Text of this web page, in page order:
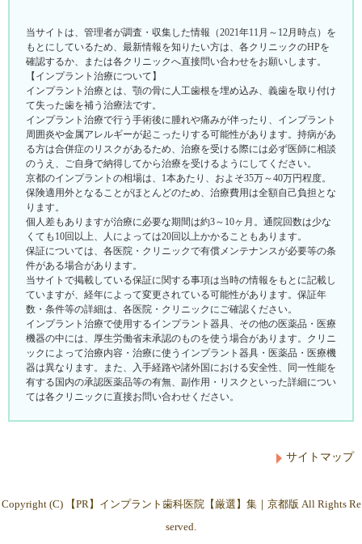
当サイトは、管理者が調査・収集した情報（2021年11月～12月時点）を
もとにしているため、最新情報を知りたい方は、各クリニックのHPを
確認するか、または各クリニックへ直接問い合わせをお願いします。
【インプラント治療について】
インプラント治療とは、顎の骨に人工歯根を埋め込み、義歯を取り付け
て失った歯を補う治療法です。
インプラント治療で行う手術後に腫れや痛みが伴ったり、インプラント
周囲炎や金属アレルギーが起こったりする可能性があります。持病があ
る方は合併症のリスクがあるため、治療を受ける際には必ず医師に相談
のうえ、ご自身で納得してから治療を受けるようにしてください。
京都のインプラントの相場は、1本あたり、およそ35万～40万円程度。
保険適用外となることがほとんどのため、治療費用は全額自己負担とな
ります。
個人差もありますが治療に必要な期間は約3～10ヶ月。通院回数は少な
くても10回以上、人によっては20回以上かかることもあります。
保証については、各医院・クリニックで有償メンテナンスが必要等の条
件がある場合があります。
当サイトで掲載している保証に関する事項は当時の情報をもとに記載し
ていますが、経年によって変更されている可能性があります。保証年
数・条件等の詳細は、各医院・クリニックにご確認ください。
インプラント治療で使用するインプラント器具、その他の医薬品・医療
機器の中には、厚生労働省未承認のものを使う場合があります。クリニ
ックによって治療内容・治療に使うインプラント器具・医薬品・医療機
器は異なります。また、入手経路や諸外国における安全性、同一性能を
有する国内の承認医薬品等の有無、副作用・リスクといった詳細につい
ては各クリニックに直接お問い合わせください。
サイトマップ
Copyright (C) インプラント歯科医院【厳選】集｜京都版 All Rights Re
served.